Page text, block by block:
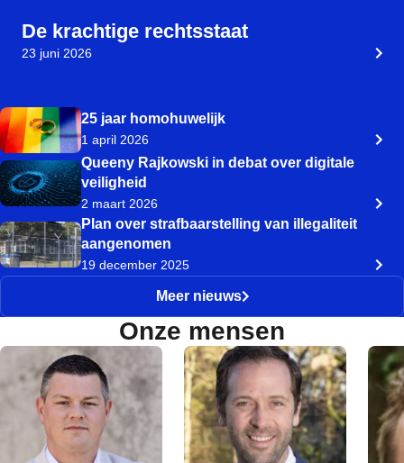
De krachtige rechtsstaat
23 juni 2026
25 jaar homohuwelijk
1 april 2026
Queeny Rajkowski in debat over digitale
veiligheid
2 maart 2026
Plan over strafbaarstelling van illegaliteit
aangenomen
19 december 2025
Meer nieuws
Onze mensen